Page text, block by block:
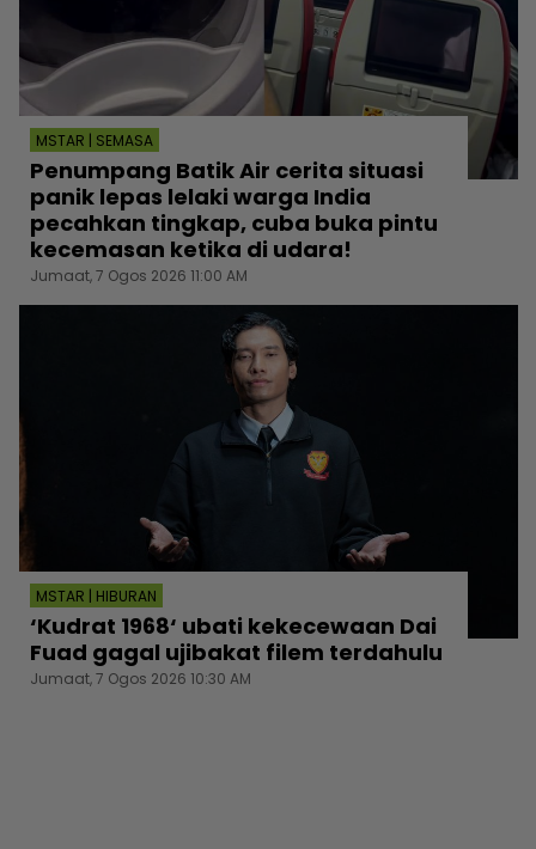
MSTAR | SEMASA
Penumpang Batik Air cerita situasi
panik lepas lelaki warga India
pecahkan tingkap, cuba buka pintu
kecemasan ketika di udara!
Jumaat, 7 Ogos 2026 11:00 AM
MSTAR | HIBURAN
‘Kudrat 1968‘ ubati kekecewaan Dai
Fuad gagal ujibakat filem terdahulu
Jumaat, 7 Ogos 2026 10:30 AM